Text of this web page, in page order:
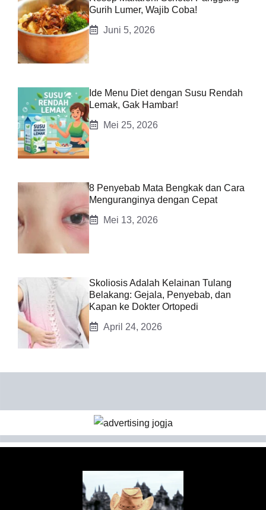
Gurih Lumer, Wajib Coba!
Juni 5, 2026
Ide Menu Diet dengan Susu Rendah
Lemak, Gak Hambar!
Mei 25, 2026
8 Penyebab Mata Bengkak dan Cara
Menguranginya dengan Cepat
Mei 13, 2026
Skoliosis Adalah Kelainan Tulang
Belakang: Gejala, Penyebab, dan
Kapan ke Dokter Ortopedi
April 24, 2026